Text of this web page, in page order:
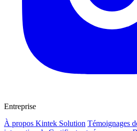
Entreprise
À propos Kintek Solution Témoignages